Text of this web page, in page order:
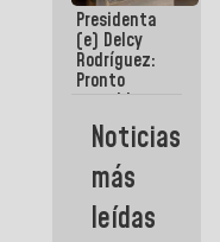
historia en
los
Centroamericanos
Presidenta
(e) Delcy
Rodríguez:
Pronto
restableceremos
las
operaciones
Aeropuerto
Internacional
de
Noticias
más
leídas